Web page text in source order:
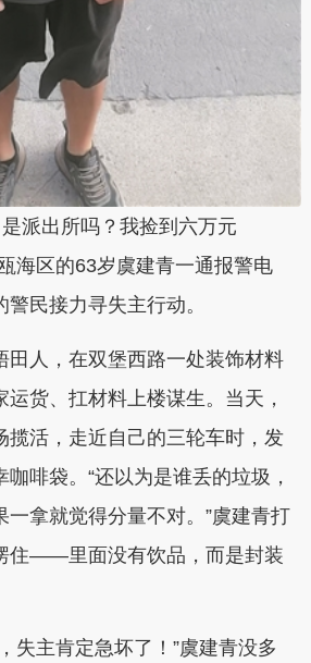
出所吗？我捡到六万元
海区的63岁虞建青一通报警电
民接力寻失主行动。
人，在双堡西路一处装饰材料
货、扛材料上楼谋生。当天，
揽活，走近自己的三轮车时，发
啡袋。“还以为是谁丢的垃圾，
一拿就觉得分量不对。”虞建青打
住——里面没有饮品，而是封装
主肯定急坏了！”虞建青没多